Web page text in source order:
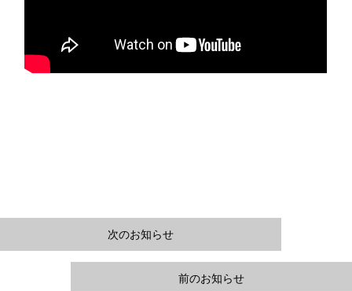
次のお知らせ
前のお知らせ